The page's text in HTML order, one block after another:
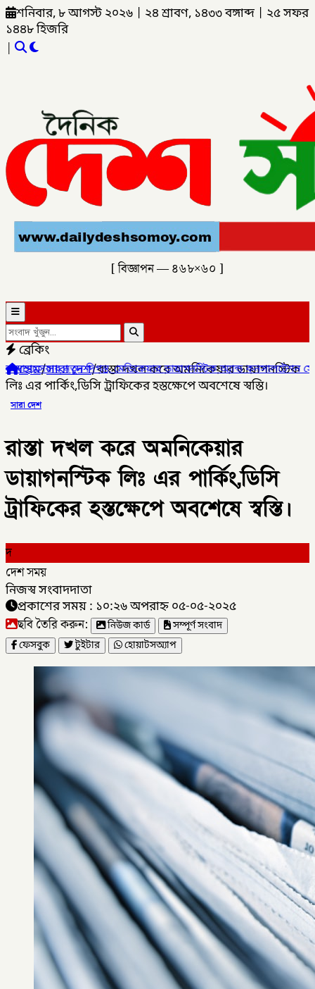
শনিবার, ৮ আগস্ট ২০২৬ ২৪ শ্রাবণ, ১৪৩৩ বঙ্গাব্দ
২৫ সফর
১৪৪৮ হিজরি
|
[ বিজ্ঞাপন — ৪৬৮×৬০ ]
ব্রেকিং
মেডিকেয়ার ডায়াগনস্টিক অ্যান্ড কনসালটেশন সেন্টারের উদ্বোধন।
হোম/সারা দেশ/রাস্তা দখল করে অমনিকেয়ার ডায়াগনস্টিক
লিঃ এর পার্কিং,ডিসি ট্রাফিকের হস্তক্ষেপে অবশেষে স্বস্তি।
সারা দেশ
রাস্তা দখল করে অমনিকেয়ার
ডায়াগনস্টিক লিঃ এর পার্কিং,ডিসি
ট্রাফিকের হস্তক্ষেপে অবশেষে স্বস্তি।
দ
দেশ সময়
নিজস্ব সংবাদদাতা
প্রকাশের সময় : ১০:২৬ অপরাহ্ন ০৫-০৫-২০২৫
ছবি তৈরি করুন: নিউজ কার্ড
সম্পূর্ণ সংবাদ
ফেসবুক
টুইটার হোয়াটসঅ্যাপ